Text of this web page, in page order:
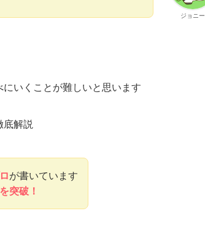
ジョニー
いくことが難しいと思います
底解説
が書いています
突破！